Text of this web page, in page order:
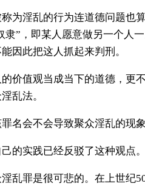
淫乱的行为连道德问题也
隶”，即某人愿意做另一个人
因此把这人抓起来判刑。
值观当成当下的道德，更
乱法。
名会不会导致聚众淫乱的现
的实践已经反驳了这种观点
罪是很可悲的。在上世纪